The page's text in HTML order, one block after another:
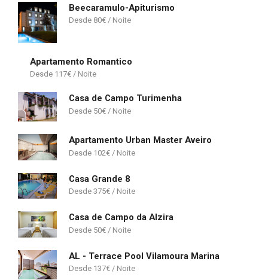
Beecaramulo-Apiturismo
80€
Apartamento Romantico
117€
Casa de Campo Turimenha
50€
Apartamento Urban Master Aveiro
102€
Casa Grande 8
375€
Casa de Campo da Alzira
50€
AL - Terrace Pool Vilamoura Marina
137€